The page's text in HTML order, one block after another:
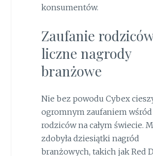
konsumentów.
Zaufanie
liczne nagrody
branżowe
Nie bez powodu Cybex
ogromnym zaufaniem wśród
rodziców na całym świecie.
zdobyła dziesiątki nagród
branżowych, takich jak Red